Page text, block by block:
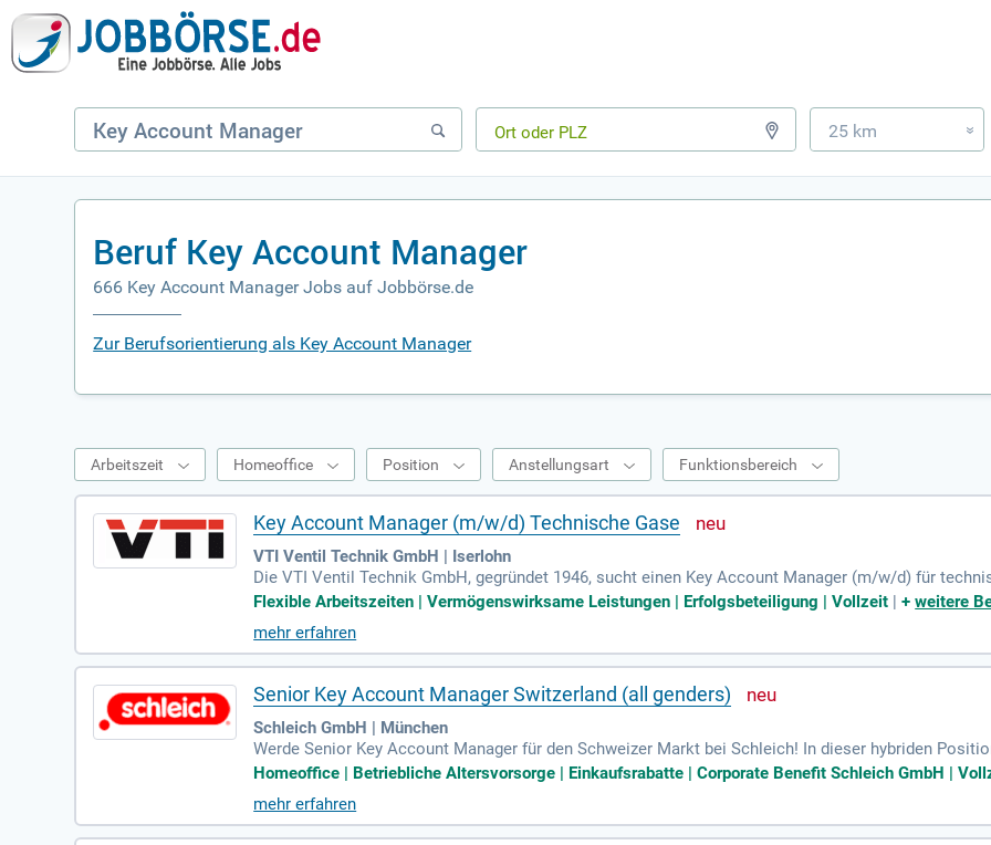
25 km »
Beruf Key Account Manager
666 Key Account Manager Jobs auf Jobbörse.de
Zur Berufsorientierung als Key Account Manager
Arbeitszeit Homeoffice Position Anstellungsart Funktionsbereich
Key Account Manager (m/w/d) Technische Gase
VTI Ventil Technik GmbH | Iserlohn
Die VTI Ventil Technik GmbH, gegründet 1946, sucht einen Key Account Manager (m/w/d) für
mit Sitz in Iserlohn, ist ein globaler Anbieter von Hochdruckventiltechnik. Wir entwickeln
terdrückung und medizinische Gase. Unsere Produkte sind bekannt für ihre Qualität und
t". In dieser Rolle betreuen Sie strategisch unsere Schlüsselkunden und entwickeln deren Potenzial
Teams und tragen Sie zur Sicherheit und Effizienz in verschiedenen Branchen bei.
Flexible Arbeitszeiten | Vermögenswirksame Leistungen | Erfolgsbeteiligung | Vollzeit |+weitere
mehr erfahren
Senior Key Account Manager Switzerland (all genders)
Schleich GmbH | München
Werde Senior Key Account Manager für den Schweizer Markt bei Schleich! In dieser hybriden
msstrategie und setzt diese erfolgreich um. Du bist verantwortlich für Umsatz, Profitabilität sowie
stehen auf deiner Agenda, ebenso das Ableiten von Wachstumschancen aus Marktanalysen. Diese
arbeit mit Marketing, Finance, Supply Chain und Customer Service. Bewerbe dich jetzt und gestalte
Homeoffice | Betriebliche Altersvorsorge | Einkaufsrabatte | Corporate Benefit Schleich GmbH |
mehr erfahren